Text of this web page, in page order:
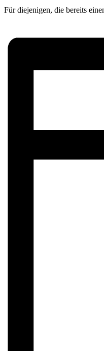
Für diejenigen, die bereits